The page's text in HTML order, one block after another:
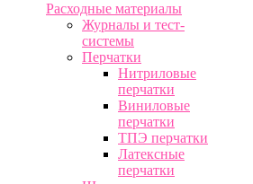
Расходные материалы
Журналы и тест-
системы
Перчатки
Нитриловые
перчатки
Виниловые
перчатки
ТПЭ перчатки
Латексные
перчатки